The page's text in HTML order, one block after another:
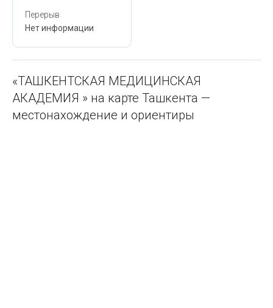
Перерыв
Нет информации
«ТАШКЕНТСКАЯ МЕДИЦИНСКАЯ
АКАДЕМИЯ » на карте Ташкента —
местонахождение и ориентиры